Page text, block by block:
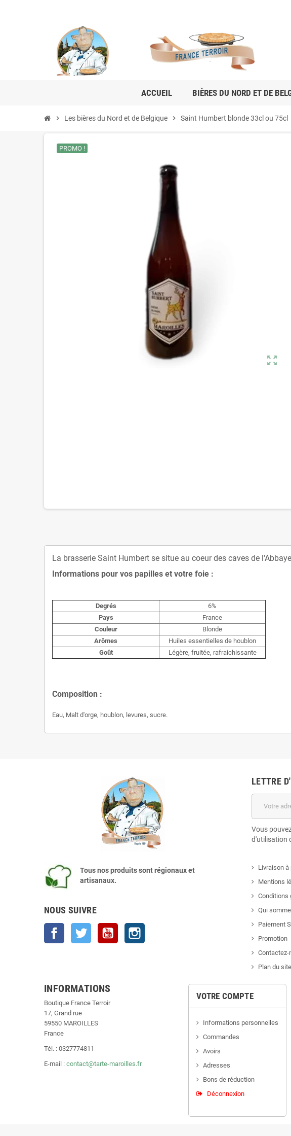
ACCUEIL BIÈRES DU NORD ET DE
chevron_right Les bières du Nord et de Belgique chevron_right Saint Humbert blonde 33cl ou 75cl
zoom_out_map
PROMO !
La brasserie Saint Humbert se situe au coeur des caves de
Informations pour vos papilles et votre foie :
Degrés
6%
Pays
France
Couleur
Blonde
Arômes
Huiles essentielles de houblon
Goût
Légère, fruitée, rafraichissante
Composition :
Eau, Malt d'orge, houblon, levures, sucre.
Tous nos produits sont régionaux et
artisanaux.
NOUS SUIVRE
Facebook Twitter YouTube
LETTRE
Vous
d'utilisation
Livraison à
Mentions
Conditions
Qui
Paiement
Promotion
Contactez-
Plan du site
INFORMATIONS
Boutique France Terroir
17, Grand rue
59550 MAROILLES
France
Tél. : 0327774811
E-mail : contact@tarte-maroilles.fr
VOTRE COMPTE
Informations personnelles
Commandes
Avoirs
Adresses
Bons de réduction
Déconnexion